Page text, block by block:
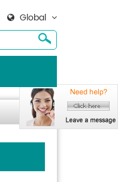
Global